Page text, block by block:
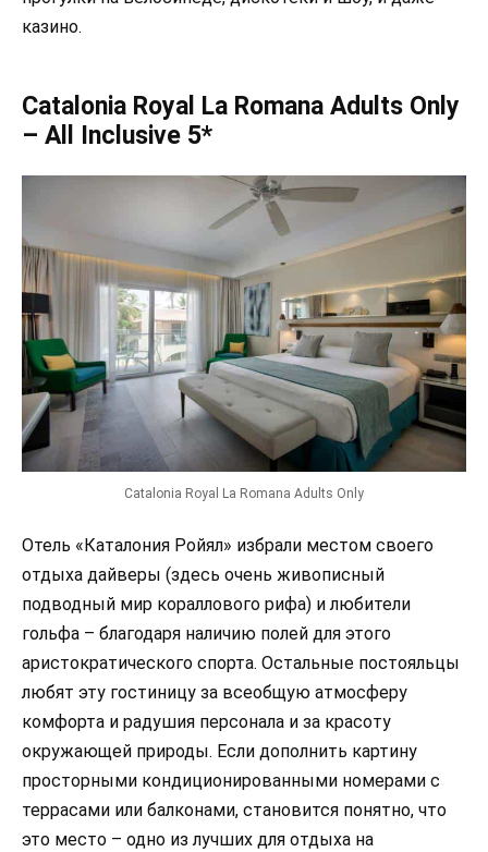
казино.
Catalonia Royal La Romana Adults Only
– All Inclusive 5*
Catalonia Royal La Romana Adults Only
Отель «Каталония Ройял» избрали местом своего
отдыха дайверы (здесь очень живописный
подводный мир кораллового рифа) и любители
гольфа – благодаря наличию полей для этого
аристократического спорта. Остальные постояльцы
любят эту гостиницу за всеобщую атмосферу
комфорта и радушия персонала и за красоту
окружающей природы. Если дополнить картину
просторными кондиционированными номерами с
террасами или балконами, становится понятно, что
это место – одно из лучших для отдыха на